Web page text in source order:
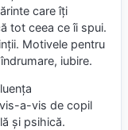
care îți
tot ceea ce îi spui.
Motivele pentru
iubire.
a-vis de copil
și psihică.